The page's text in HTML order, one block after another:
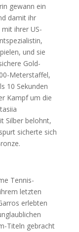
gewann ein
damit ihr
ihrer US-
und sie
Gold-
Meterstaffel,
10 Sekunden
Kampf um die
Silber belohnt,
sicherte sich
Tennis-
letzten
erlebten
Titeln gebracht